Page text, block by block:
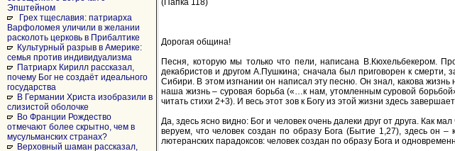
Эпштейном
Грех тщеславия: патриарха
Варфоломея уличили в желании
расколоть церковь в Прибалтике
Культурный разрыв в Америке:
семья против индивидуализма
Патриарх Кирилл рассказал,
почему Бог не создаёт идеального
государства
В Германии Христа изобразили в
слизистой оболочке
Во Франции Рождество
отмечают более скрытно, чем в
мусульманских странах?
Верховный шаман рассказал,
(Папка 118)
Дорогая община!
Песня, которую мы только что пели, написана В.Кюхельбекером.
декабристов и другом А.Пушкина; сначала был приговорен к
Сибири. В этом изгнании он написал эту песню. Он знал, какова
наша жизнь – суровая борьба («…к нам, утомленным суровой
читать стихи 2+3). И весь этот зов к Богу из этой жизни здесь
Да, здесь ясно видно: Бог и человек очень далеки друг от друга. Как
веруем, что человек создан по образу Бога (Бытие 1,27), здесь он
лютеранских парадоксов: человек создан по образу Бога и